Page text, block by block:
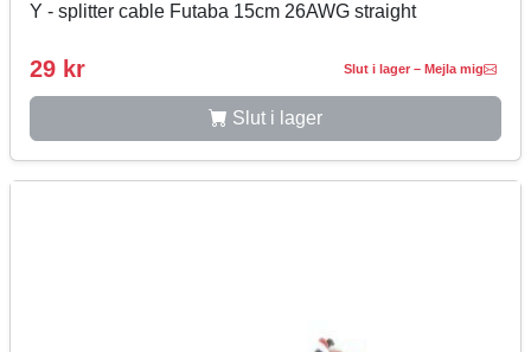
Y - splitter cable Futaba 15cm 26AWG straight
29 kr Slut i lager – Mejla mig
Slut i lager